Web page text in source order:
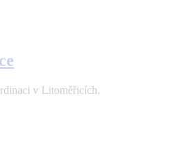
v Litoměřicích.